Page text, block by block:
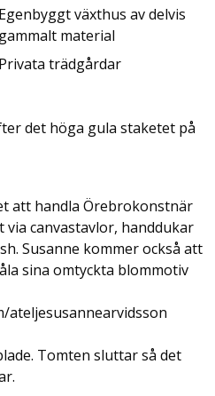
Egenbyggt växthus av delvis
gammalt material
Privata trädgårdar
det höga gula staketet på
att handla Örebrokonstnär
via canvastavlor, handdukar
Susanne kommer också att
sina omtyckta blommotiv
ateljesusannearvidsson
Tomten sluttar så det